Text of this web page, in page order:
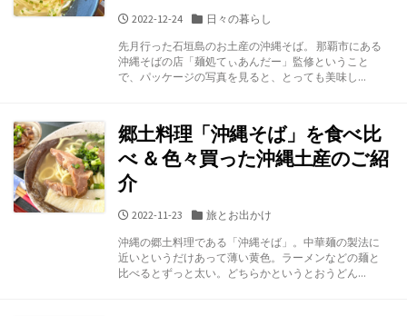
公
日
2022-12-24
カ
ゴ
リ
ー
日々の暮らし
先月行った石垣島のお土産の沖縄そば。 那覇市にある
沖縄そばの店「麺処てぃあんだー」監修ということ
で、パッケージの写真を見ると、とっても美味し...
郷土料理「沖縄そば」を食べ比
べ ＆ 色々買った沖縄土産のご紹
介
公
日
2022-11-23
カ
ゴ
リ
ー
旅とお出かけ
沖縄の郷土料理である「沖縄そば」。中華麺の製法に
近いというだけあって薄い黄色。ラーメンなどの麺と
比べるとずっと太い。どちらかというとおうどん...